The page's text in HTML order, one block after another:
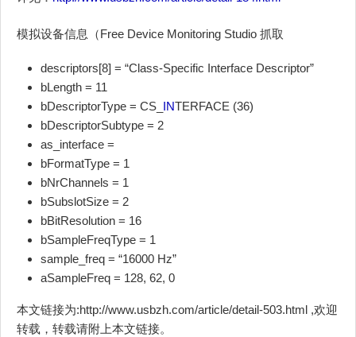
模拟设备信息（Free Device Monitoring Studio 抓取
descriptors[8] = “Class-Specific Interface Descriptor”
bLength = 11
bDescriptorType = CS_ INTERFACE (36)
bDescriptorSubtype = 2
as_interface =
bFormatType = 1
bNrChannels = 1
bSubslotSize = 2
bBitResolution = 16
bSampleFreqType = 1
sample_freq = “16000 Hz”
aSampleFreq = 128, 62, 0
本文链接为:http://www.usbzh.com/article/detail-503.html ,欢迎
转载，转载请附上本文链接。